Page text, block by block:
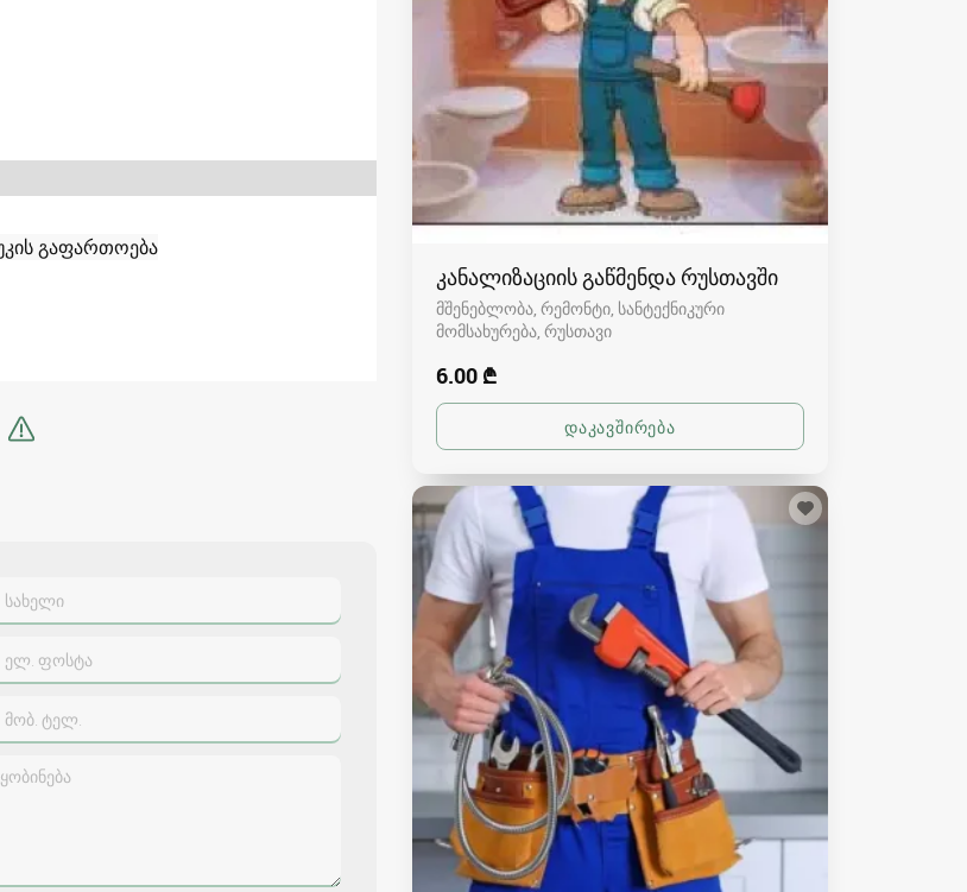
კანალიზაციის გაწმენდა რუსთავში
მშენებლობა, რემონტი, სანტექნიკური
მომსახურება რუსთავი
6.00 ₾